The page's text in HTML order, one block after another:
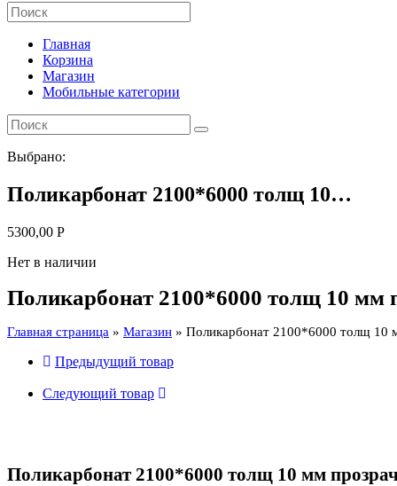
Search
this
websiteГлавная
Корзина
Магазин
Мобильные категории
Выбрано:
Поликарбонат 2100*6000 толщ 10…
5300,00 Р
Нет в наличии
Поликарбонат 2100*6000 толщ 10 мм
Главная страница » Магазин » Поликарбонат 2100*6000 толщ 10
Предыдущий товар
Следующий товар
Поликарбонат 2100*6000 толщ 10 мм